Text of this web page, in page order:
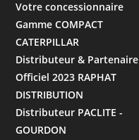
Votre concessionnaire
Gamme COMPACT
CATERPILLAR
Distributeur & Partenaire
Officiel 2023 RAPHAT
DISTRIBUTION
Distributeur PACLITE -
GOURDON